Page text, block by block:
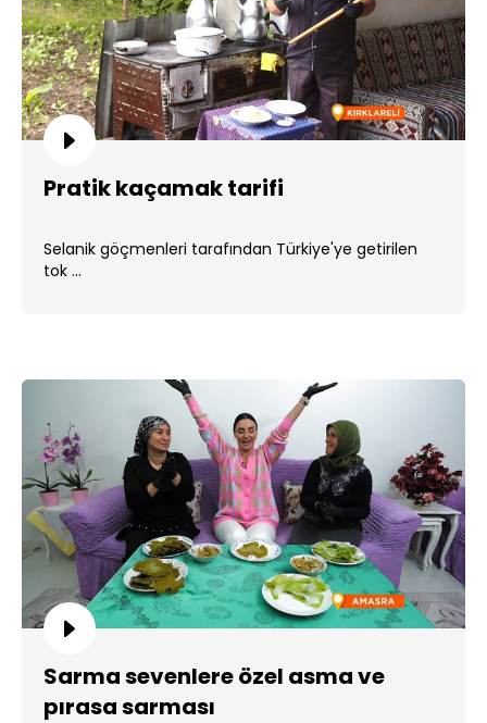
Pratik kaçamak tarifi
Selanik göçmenleri tarafından Türkiye'ye getirilen
tok ...
Sarma sevenlere özel asma ve
pırasa sarması